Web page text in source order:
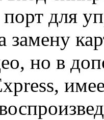
для
замену
но в